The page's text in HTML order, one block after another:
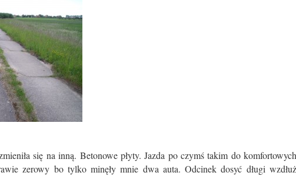
się na inną. Betonowe płyty. Jazda po czymś takim do komfortowych
zerowy bo tylko minęły mnie dwa auta. Odcinek dosyć długi wzdłuż